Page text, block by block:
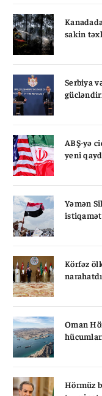
sakin
Serbiya
ABŞ-yə
yeni
Yəmən
Körfəz
Oman
Hörmüz